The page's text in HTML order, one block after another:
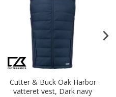
Cutter & Buck Oak Harbor
vatteret vest, Dark navy